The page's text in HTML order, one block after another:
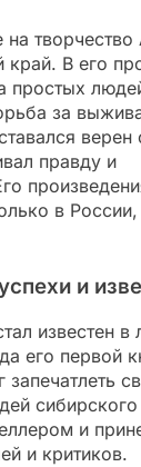
творчество
край. В его
простых
за
верен
правду и
в
и
известен в
его первой
запечатлеть
сибирского
и
и критиков.